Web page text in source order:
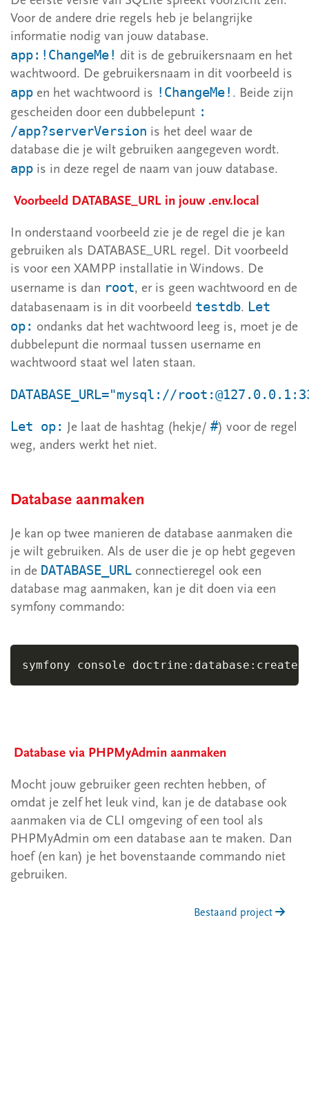
Voor de andere drie regels heb je belangrijke
informatie nodig van jouw database.
app:!ChangeMe! dit is de gebruikersnaam en het
wachtwoord. De gebruikersnaam in dit voorbeeld is
app en het wachtwoord is !ChangeMe! . Beide zijn
gescheiden door een dubbelepunt :
/app?serverVersion is het deel waar de
database die je wilt gebruiken aangegeven wordt.
app is in deze regel de naam van jouw database.
Voorbeeld DATABASE_URL in jouw .env.local
In onderstaand voorbeeld zie je de regel die je kan
gebruiken als DATABASE_URL regel. Dit voorbeeld
is voor een XAMPP installatie in Windows. De
username is dan root, er is geen wachtwoord en de
databasenaam is in dit voorbeeld testdb. Let
op: ondanks dat het wachtwoord leeg is, moet je de
dubbelepunt die normaal tussen username en
wachtwoord staat wel laten staan.
DATABASE_URL="mysql://
Let op:
Je laat de hashtag (hekje/ #) voor de regel
weg, anders werkt het niet.
Database aanmaken
Je kan op twee manieren de database aanmaken die
je wilt gebruiken. Als de user die je op hebt gegeven
in de DATABASE_URL connectieregel ook een
database mag aanmaken, kan je dit doen via een
symfony commando:
symfony console doctrine : database : create
Database via PHPMyAdmin aanmaken
Mocht jouw gebruiker geen rechten hebben, of
omdat je zelf het leuk vind, kan je de database ook
aanmaken via de CLI omgeving of een tool als
PHPMyAdmin om een database aan te maken. Dan
hoef (en kan) je het bovenstaande commando niet
gebruiken.
Bestaand project